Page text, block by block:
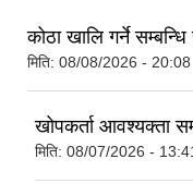
कोठा खालि गर्ने
मिति: 08/08/2026 - 20:08
खोपकर्ता आवश्यक्ता
मिति: 08/07/2026 -